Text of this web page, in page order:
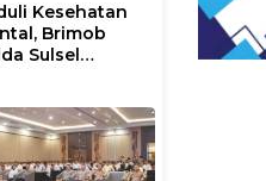
Kesehatan
Brimob
Sulsel
Psikolog
Psikiater